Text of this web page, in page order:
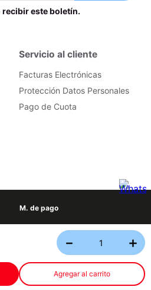
＋
－
Agregar al carrito
recibir este boletín.
Servicio al cliente
Facturas Electrónicas
Protección Datos Personales
Pago de Cuota
M. de pago
reservados Almacenes Japon